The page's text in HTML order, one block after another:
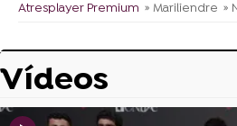
Atresplayer Premium » Mariliendre »
Vídeos